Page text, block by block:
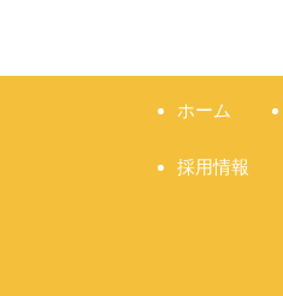
ホーム
採用情報